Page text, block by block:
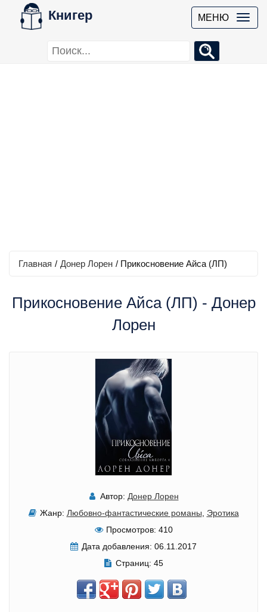
Книгер МЕНЮ
Главная / Донер Лорен / Прикосновение Айса (ЛП)
Прикосновение Айса (ЛП) - Донер
Лорен
Автор: Донер Лорен
Жанр: Любовно-фантастические романы
Эротика
Просмотров: 410
Дата добавления: 06.11.2017
Страниц: 45